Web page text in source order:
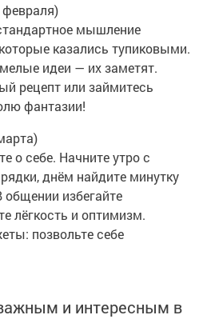
мышление
казались тупиковыми.
идеи — их заметят.
рецепт или займитесь
фантазии!
о себе. Начните утро с
днём найдите минутку
избегайте
лёгкость и оптимизм.
позвольте себе
и интересным в